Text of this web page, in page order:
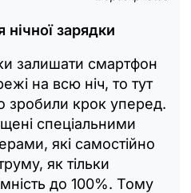
зарядки
залишати смартфон
на всю ніч, то тут
зробили крок уперед.
спеціальними
які самостійно
як тільки
до 100%. Тому